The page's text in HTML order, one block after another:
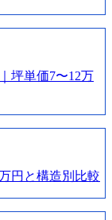
坪単価7〜12万
円と構造別比較